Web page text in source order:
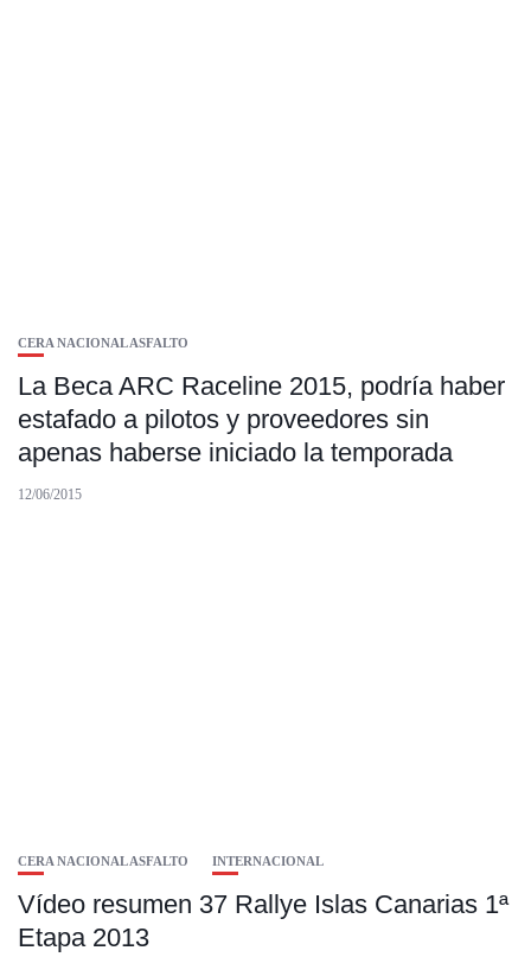
CERA NACIONAL ASFALTO
La Beca ARC Raceline 2015, podría haber
estafado a pilotos y proveedores sin
apenas haberse iniciado la temporada
12/06/2015
CERA NACIONAL ASFALTO INTERNACIONAL
Vídeo resumen 37 Rallye Islas Canarias 1ª
Etapa 2013